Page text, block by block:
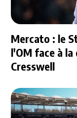
Mercato : le
l'OM face à
Cresswell